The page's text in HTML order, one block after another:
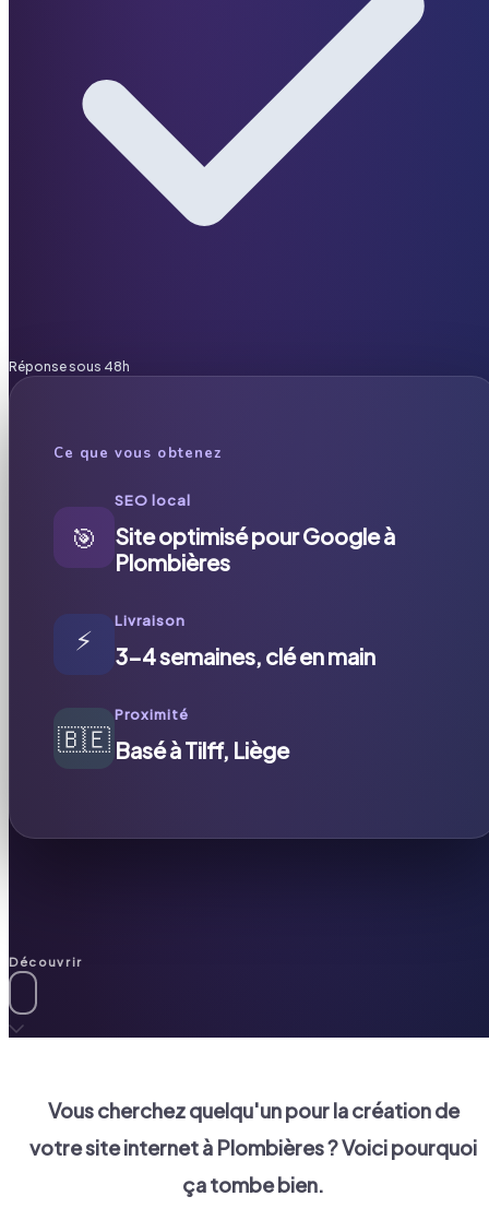
Réponse sous 48h
Ce que vous obtenez
🎯
SEO local
Site optimisé pour Google à
Plombières
⚡
Livraison
3-4 semaines, clé en main
🇧🇪
Proximité
Basé à Tilff, Liège
Découvrir
Vous cherchez quelqu'un pour la création de
votre site internet à Plombières? Voici pourquoi
ça tombe bien.